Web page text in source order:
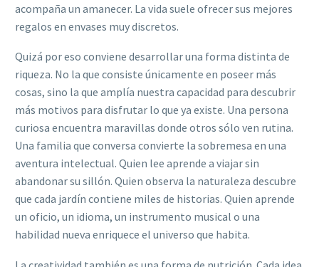
acompaña un amanecer. La vida suele ofrecer sus mejores
regalos en envases muy discretos.
Quizá por eso conviene desarrollar una forma distinta de
riqueza. No la que consiste únicamente en poseer más
cosas, sino la que amplía nuestra capacidad para descubrir
más motivos para disfrutar lo que ya existe. Una persona
curiosa encuentra maravillas donde otros sólo ven rutina.
Una familia que conversa convierte la sobremesa en una
aventura intelectual. Quien lee aprende a viajar sin
abandonar su sillón. Quien observa la naturaleza descubre
que cada jardín contiene miles de historias. Quien aprende
un oficio, un idioma, un instrumento musical o una
habilidad nueva enriquece el universo que habita.